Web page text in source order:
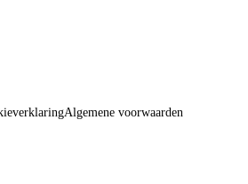
Algemene voorwaarden